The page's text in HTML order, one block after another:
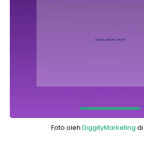
Foto oleh DiggityMarketing di